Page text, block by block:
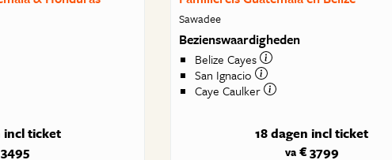
incl ticket
Sawadee
Bezienswaardigheden
Belize Cayes
San Ignacio
Caye Caulker
18 dagen incl ticket
va€ 3799